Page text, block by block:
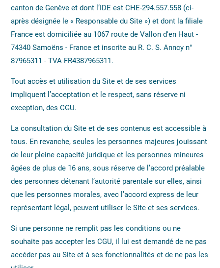
canton de Genève et dont l’IDE est CHE-294.557.558 (ci-
après désignée le « Responsable du Site ») et dont la filiale
France est domiciliée au 1067 route de Vallon d'en Haut -
74340 Samoëns - France et inscrite au R. C. S. Anncy n°
87965311 - TVA FR4387965311.
Tout accès et utilisation du Site et de ses services
impliquent l’acceptation et le respect, sans réserve ni
exception, des CGU.
La consultation du Site et de ses contenus est accessible à
tous. En revanche, seules les personnes majeures jouissant
de leur pleine capacité juridique et les personnes mineures
âgées de plus de 16 ans, sous réserve de l’accord préalable
des personnes détenant l’autorité parentale sur elles, ainsi
que les personnes morales, avec l’accord express de leur
représentant légal, peuvent utiliser le Site et ses services.
Si une personne ne remplit pas les conditions ou ne
souhaite pas accepter les CGU, il lui est demandé de ne pas
accéder pas au Site et à ses fonctionnalités et de ne pas les